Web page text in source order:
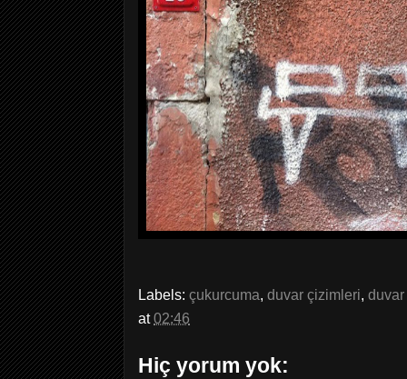
Labels: çukurcuma, duvar çizimleri, duvar
at02:46
Hiç yorum yok: